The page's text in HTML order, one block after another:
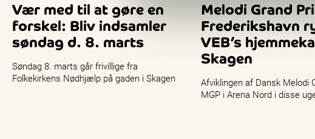
Vær med til at gøre en
forskel: Bliv indsamler
søndag d. 8. marts
Søndag 8. marts går frivillige fra
Folkekirkens Nødhjælp på gaden i Skagen
Melodi Grand
Frederikshavn
VEB’s
Skagen
Afviklingen af Dansk Melodi
MGP i Arena Nord i disse